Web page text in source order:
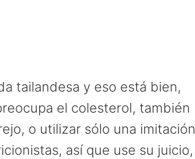
tailandesa y eso está bien,
el colesterol, también
o utilizar sólo una imitación
así que use su juicio,